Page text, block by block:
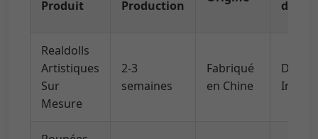
Artistiques
Sur
Mesure
semaines
Fabriqué
en Chine
Poupées